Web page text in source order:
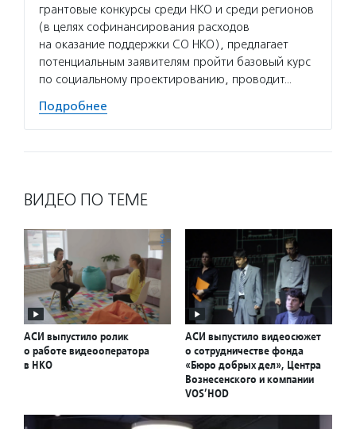
грантовые конкурсы среди НКО и среди регионов
(в целях софинансирования расходов
на оказание поддержки СО НКО), предлагает
потенциальным заявителям пройти базовый курс
по социальному проектированию, проводит…
Подробнее
ВИДЕО ПО ТЕМЕ
АСИ выпустило ролик
о работе видеооператора
в НКО
АСИ выпустило видеосюжет
о сотрудничестве фонда
«Бюро добрых дел», Центра
Вознесенского и компании
VOS’HOD